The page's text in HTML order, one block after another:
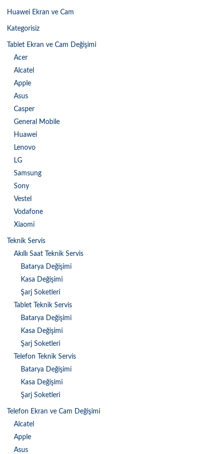
Huawei Ekran ve Cam
Kategorisiz
Tablet Ekran ve Cam Değişimi
Acer
Alcatel
Apple
Asus
Casper
General Mobile
Huawei
Lenovo
LG
Samsung
Sony
Vestel
Vodafone
Xiaomi
Teknik Servis
Akıllı Saat Teknik Servis
Batarya Değişimi
Kasa Değişimi
Şarj Soketleri
Tablet Teknik Servis
Batarya Değişimi
Kasa Değişimi
Şarj Soketleri
Telefon Teknik Servis
Batarya Değişimi
Kasa Değişimi
Şarj Soketleri
Telefon Ekran ve Cam Değişimi
Alcatel
Apple
Asus